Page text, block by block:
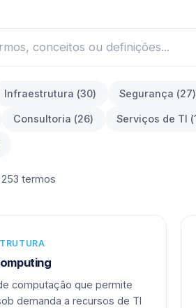
Infraestrutura (30) Segurança (27)
Consultoria (26) Serviços de TI (
253 termos
computação que permite
demanda a recursos de TI